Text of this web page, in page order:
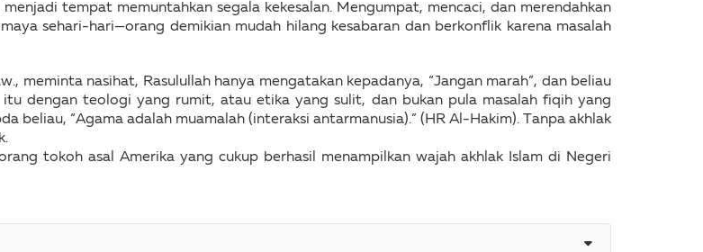
tempat memuntahkan segala kekesalan. Mengumpat, mencaci, dan merendahkan
sehari-hari—orang demikian mudah hilang kesabaran dan berkonflik karena masalah
meminta nasihat, Rasulullah hanya mengatakan kepadanya, “Jangan marah”, dan beliau
dengan teologi yang rumit, atau etika yang sulit, dan bukan pula masalah fiqih yang
beliau, “Agama adalah muamalah (interaksi antarmanusia).” (HR Al-Hakim). Tanpa akhlak
tokoh asal Amerika yang cukup berhasil menampilkan wajah akhlak Islam di Negeri